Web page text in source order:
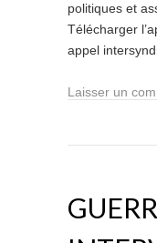
politiques et
Télécharger
appel
Laisser un